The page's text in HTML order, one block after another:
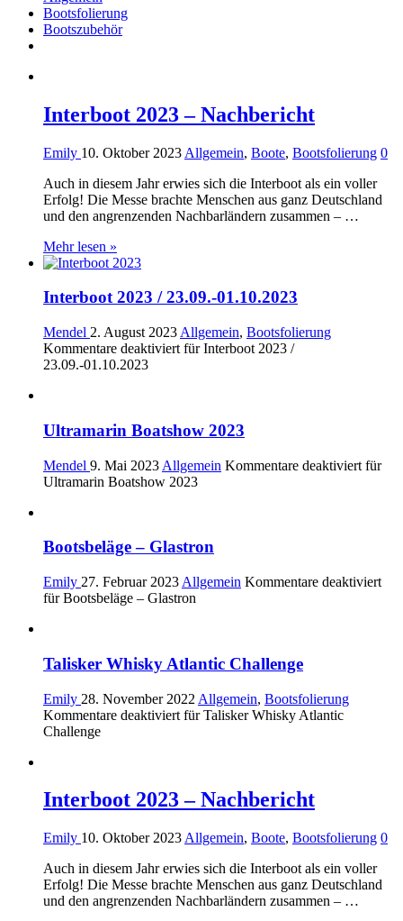
Bootsfolierung
Bootszubehör
Interboot 2023 – Nachbericht
Emily 10. Oktober 2023 Allgemein, Boote, Bootsfolierung 0
Auch in diesem Jahr erwies sich die Interboot als ein voller
Erfolg! Die Messe brachte Menschen aus ganz Deutschland
und den angrenzenden Nachbarländern zusammen – …
Mehr lesen »
Interboot 2023 / 23.09.-01.10.2023
Mendel 2. August 2023 Allgemein, Bootsfolierung
Kommentare deaktiviert für Interboot 2023 /
23.09.-01.10.2023
Ultramarin Boatshow 2023
Mendel 9. Mai 2023 Allgemein Kommentare deaktiviert für
Ultramarin Boatshow 2023
Bootsbeläge – Glastron
Emily 27. Februar 2023 Allgemein Kommentare deaktiviert
für Bootsbeläge – Glastron
Talisker Whisky Atlantic Challenge
Emily 28. November 2022 Allgemein, Bootsfolierung
Kommentare deaktiviert für Talisker Whisky Atlantic
Challenge
Interboot 2023 – Nachbericht
Emily 10. Oktober 2023 Allgemein, Boote, Bootsfolierung 0
Auch in diesem Jahr erwies sich die Interboot als ein voller
Erfolg! Die Messe brachte Menschen aus ganz Deutschland
und den angrenzenden Nachbarländern zusammen – …